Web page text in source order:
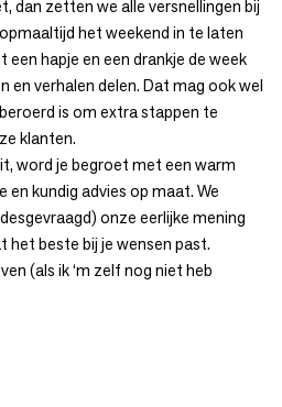
dan zetten we alle versnellingen bij
het weekend in te laten
een hapje en een drankje de week
en verhalen delen. Dat mag ook wel
is om extra stappen te
klanten.
word je begroet met een warm
en kundig advies op maat. We
onze eerlijke mening
het beste bij je wensen past.
(als ik ‘m zelf nog niet heb